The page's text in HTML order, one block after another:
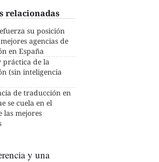
relacionadas
su posición
agencias de
en España
práctica de la
(sin inteligencia
de traducción en
se cuela en el
las mejores
y una